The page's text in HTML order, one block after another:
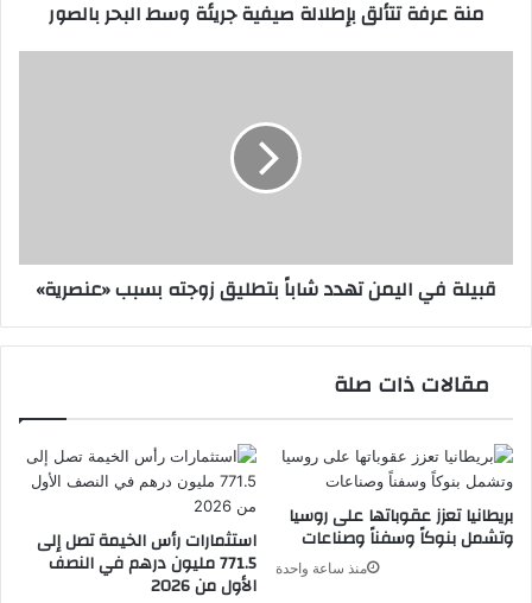
منة عرفة تتألق بإطلالة صيفية جريئة وسط البحر بالصور
«عنصرية»
قبيلة في اليمن تهدد شاباً بتطليق زوجته بسبب «عنصرية»
مقالات ذات صلة
استثمارات رأس الخيمة تصل إلى
771.5 مليون درهم في النصف
الأول من 2026
بريطانيا تعزز عقوباتها على روسيا
وتشمل بنوكاً وسفناً وصناعات
منذ ساعة واحدة